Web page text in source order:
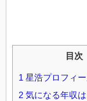
目次
1 星浩プロフィ
2 気になる年収は